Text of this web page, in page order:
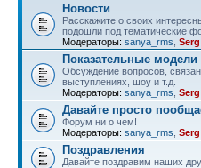
Новости
Расскажите о своих
подошли под тематические
Модераторы: sanya_rms Serg
Показательные модели
Обсуждение вопросов,
выступлениях, шоу и т.д.
Модераторы: sanya_rms Serg
Давайте просто
Форум ни о чем!
Модераторы: sanya_rms Serg
Поздравления
Давайте поздравим наших